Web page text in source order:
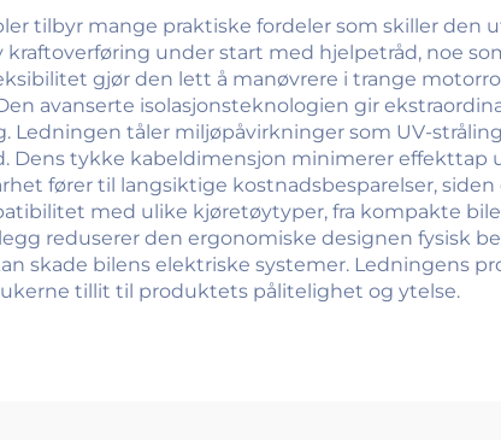
tilbyr mange praktiske fordeler som skiller den
under start med hjelpetråd, noe
gjør den lett å manøvrere i trange
avanserte isolasjonsteknologien gir
Ledningen tåler miljøpåvirkninger som UV-
Dens tykke kabeldimensjon minimerer effekttap
fører til langsiktige kostnadsbesparelser,
med ulike kjøretøytyper, fra kompakte
reduserer den ergonomiske designen fysisk
skade bilens elektriske systemer. Ledningens
tillit til produktets pålitelighet og ytelse.